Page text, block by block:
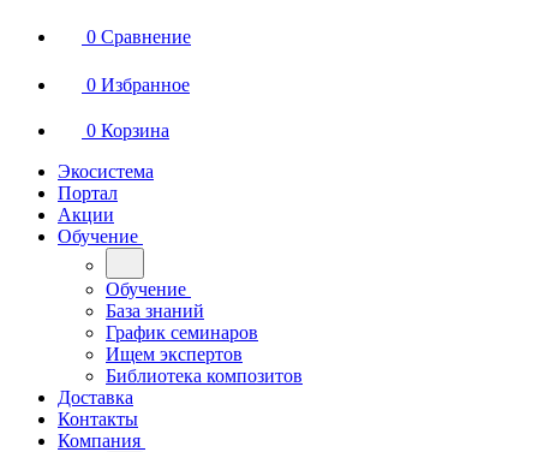
0 Сравнение
0 Избранное
0 Корзина
Экосистема
Портал
Акции
Обучение
Обучение
База знаний
График семинаров
Ищем экспертов
Библиотека композитов
Доставка
Контакты
Компания